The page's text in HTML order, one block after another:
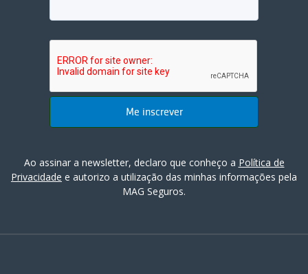
Ao assinar a newsletter, declaro que conheço a Política de
Privacidade e autorizo a utilização das minhas informações pela
MAG Seguros.